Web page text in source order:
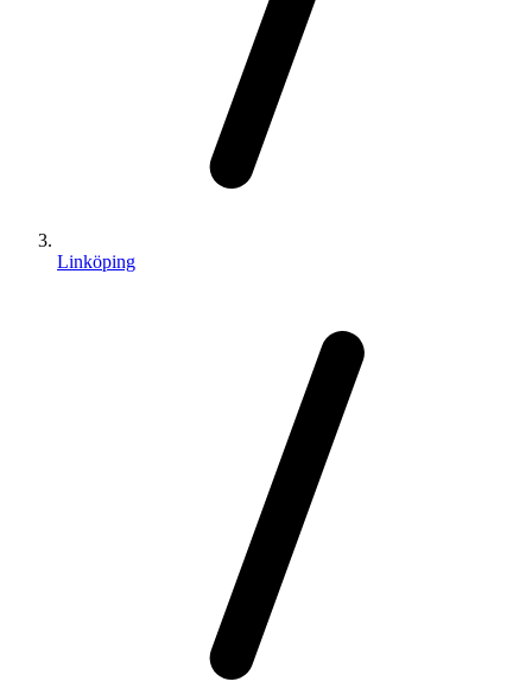
Linköping